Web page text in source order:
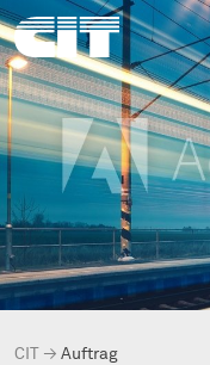
CIT → Auftrag